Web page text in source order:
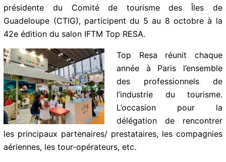
présidente du Comité de tourisme des Îles de
Guadeloupe (CTIG), participent du 5 au 8 octobre à la
42e édition du salon IFTM Top RESA.
Top Resa réunit chaque
année à Paris l’ensemble
des professionnels de
l’industrie du tourisme.
L’occasion pour la
délégation de rencontrer
les principaux partenaires/ prestataires, les compagnies
aériennes, les tour-opérateurs, etc.